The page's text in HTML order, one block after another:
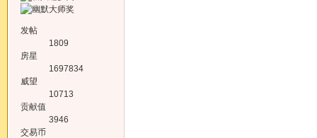
发帖
1809
房星
1697834
威望
10713
贡献值
3946
交易币